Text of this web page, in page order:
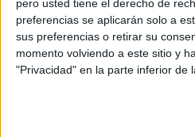
pero usted tiene el derecho de
preferencias se aplicarán solo a
sus preferencias o retirar su
momento volviendo a este sitio y
"Privacidad" en la parte inferior de
El delegat territorial
Polanco, però, va
intentant trobar
normativa i, alhora,